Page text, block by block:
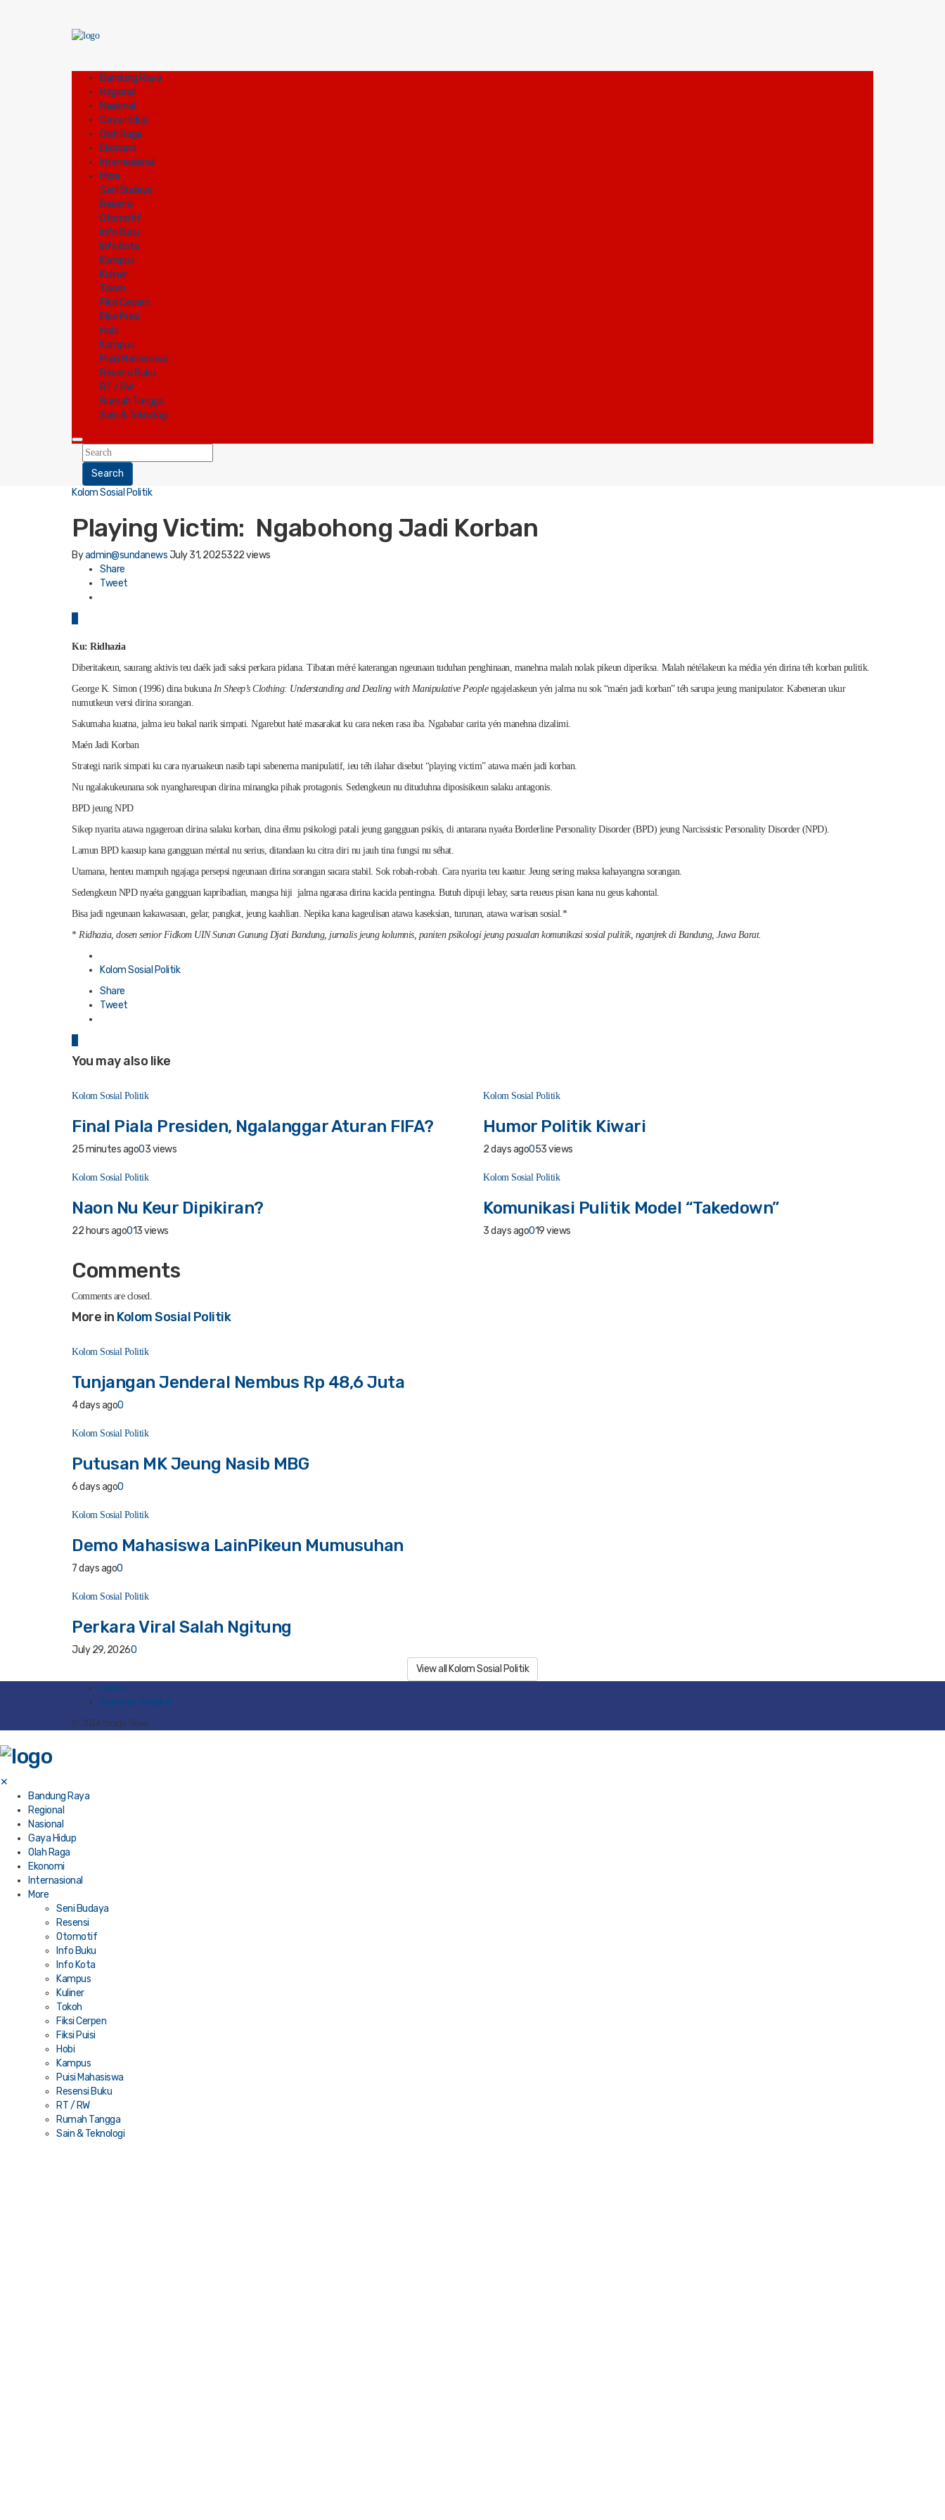
Bandung Raya
Regional
Nasional
Gaya Hidup
Olah Raga
Ekonomi
Internasional
More
Seni Budaya
Resensi
Otomotif
Info Buku
Info Kota
Kampus
Kuliner
Tokoh
Fiksi Cerpen
Fiksi Puisi
Hobi
Kampus
Puisi Mahasiswa
Resensi Buku
RT / RW
Rumah Tangga
Sain & Teknologi
Search
Kolom Sosial Politik
Playing Victim: Ngabohong Jadi Korban
Byadmin@sundanewsJuly 31, 2025322 views
Share
Tweet
Ku: Ridhazia
Diberitakeun, saurang aktivis teu daék jadi saksi perkara pidana. Tibatan méré katerangan ngeunaan tuduhan penghinaan, manehna malah nolak pikeun diperiksa. Malah nétélakeun ka média yén dirina téh korban pulitik.
George K. Simon (1996) dina bukuna In Sheep’s Clothing: Understanding and Dealing with Manipulative Peoplengajelaskeun yén jalma nu sok “maén jadi korban” téh sarupa jeung manipulator. Kabeneran ukur
numutkeun versi dirina sorangan.
Sakumaha kuatna, jalma ieu bakal narik simpati. Ngarebut haté masarakat ku cara neken rasa iba. Ngababar carita yén manehna dizalimi.
Maén Jadi Korban
Strategi narik simpati ku cara nyaruakeun nasib tapi sabenerna manipulatif, ieu téh ilahar disebut “playing victim” atawa maén jadi korban.
Nu ngalakukeunana sok nyanghareupan dirina minangka pihak protagonis. Sedengkeun nu dituduhna diposisikeun salaku antagonis.
BPD jeung NPD
Sikep nyarita atawa ngageroan dirina salaku korban, dina élmu psikologi patali jeung gangguan psikis, di antarana nyaéta Borderline Personality Disorder (BPD) jeung Narcissistic Personality Disorder (NPD).
Lamun BPD kaasup kana gangguan méntal nu serius, ditandaan ku citra diri nu jauh tina fungsi nu séhat.
Utamana, henteu mampuh ngajaga persepsi ngeunaan dirina sorangan sacara stabil. Sok robah-robah. Cara nyarita teu kaatur. Jeung sering maksa kahayangna sorangan.
Sedengkeun NPD nyaéta gangguan kapribadian, mangsa hiji jalma ngarasa dirina kacida pentingna. Butuh dipuji lebay, sarta reueus pisan kana nu geus kahontal.
Bisa jadi ngeunaan kakawasaan, gelar, pangkat, jeung kaahlian. Nepika kana kageulisan atawa kaseksian, turunan, atawa warisan sosial.*
*Ridhazia, dosen senior Fidkom UIN Sunan Gunung Djati Bandung, jurnalis jeung kolumnis, paniten psikologi jeung pasualan komunikasi sosial pulitik, nganjrek di Bandung, Jawa Barat.
in
Kolom Sosial Politik
Share
Tweet
You may also like
Kolom Sosial Politik
Final Piala Presiden, Ngalanggar Aturan FIFA?
25 minutes ago03 views
Kolom Sosial Politik
Naon Nu Keur Dipikiran?
22 hours ago013 views
Kolom Sosial Politik
Humor Politik Kiwari
2 days ago053 views
Kolom Sosial Politik
Komunikasi Pulitik Model “Takedown”
3 days ago019 views
Comments
Comments are closed.
More in Kolom Sosial Politik
Kolom Sosial Politik
Tunjangan Jenderal Nembus Rp 48,6 Juta
4 days ago0
Kolom Sosial Politik
Putusan MK Jeung Nasib MBG
6 days ago0
Kolom Sosial Politik
Demo Mahasiswa LainPikeun Mumusuhan
7 days ago0
Kolom Sosial Politik
Perkara Viral Salah Ngitung
July 29, 20260
View all Kolom Sosial Politik
Home
Susunan Redaksi
© 2024 Sunda News
✕
Bandung Raya
Regional
Nasional
Gaya Hidup
Olah Raga
Ekonomi
Internasional
More
Seni Budaya
Resensi
Otomotif
Info Buku
Info Kota
Kampus
Kuliner
Tokoh
Fiksi Cerpen
Fiksi Puisi
Hobi
Kampus
Puisi Mahasiswa
Resensi Buku
RT / RW
Rumah Tangga
Sain & Teknologi